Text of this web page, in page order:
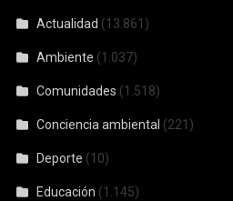
Actualidad (13.861)
Ambiente (1.037)
Comunidades (1.518)
Conciencia ambiental (221)
Deporte (10)
Educación (1.145)